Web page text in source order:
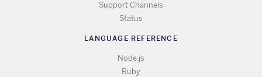
Support Channels
Status
LANGUAGE REFERENCE
Node.js
Ruby